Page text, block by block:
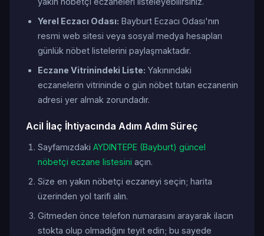
Yerel Eczacı Odası: Bayburt Eczacı Odası'nın
resmi web sitesi veya sosyal medya hesapları
günlük nöbet listelerini paylaşmaktadır.
Eczane Vitrinindeki Liste: Yakınındaki
eczanelerin vitrininde o gün nöbet tutan eczanenin
adresi yer almak zorundadır.
Acil İlaç İhtiyacında Adım Adım Süreç
Sayfamızdaki AYDINTEPE (Bayburt) güncel
nöbetçi eczane listesini açın.
Size en yakın nöbetçi eczaneyi seçin; harita
üzerinden yol tarifi alın.
Gitmeden önce telefon numarasını arayarak ilacın
stokta olup olmadığını teyit edin; bu sayede